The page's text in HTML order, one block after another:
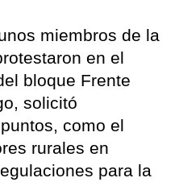
miembros de la
en el
bloque Frente
solicitó
como el
rurales en
para la